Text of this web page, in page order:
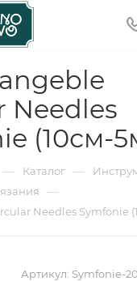
Needles
(10см-
— Каталог —
—
Needles Symfonie
Артикул: Symfonie-